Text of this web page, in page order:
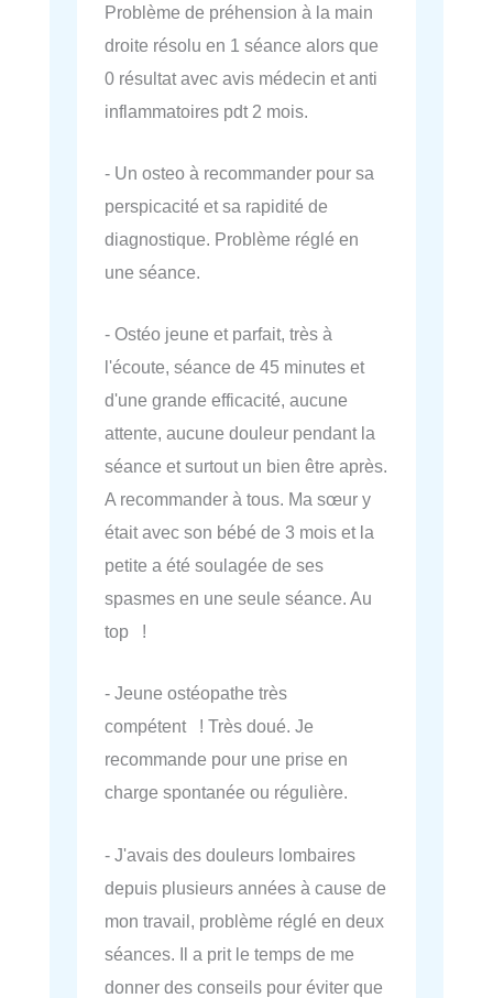
Problème de préhension à la main
droite résolu en 1 séance alors que
0 résultat avec avis médecin et anti
inflammatoires pdt 2 mois.
- Un osteo à recommander pour sa
perspicacité et sa rapidité de
diagnostique. Problème réglé en
une séance.
- Ostéo jeune et parfait, très à
l'écoute, séance de 45 minutes et
d'une grande efficacité, aucune
attente, aucune douleur pendant la
séance et surtout un bien être après.
A recommander à tous. Ma sœur y
était avec son bébé de 3 mois et la
petite a été soulagée de ses
spasmes en une seule séance. Au
top !
- Jeune ostéopathe très
compétent ! Très doué. Je
recommande pour une prise en
charge spontanée ou régulière.
- J'avais des douleurs lombaires
depuis plusieurs années à cause de
mon travail, problème réglé en deux
séances. Il a prit le temps de me
donner des conseils pour éviter que